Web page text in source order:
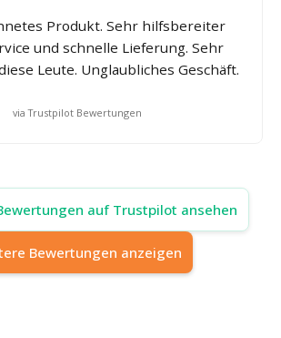
Produkt. Sehr hilfsbereiter
und schnelle Lieferung. Sehr
Leute. Unglaubliches Geschäft.
via Trustpilot Bewertungen
auf Trustpilot ansehen
Bewertungen anzeigen